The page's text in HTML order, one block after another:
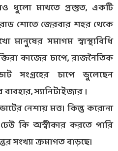
ধুলো মাখতে প্রস্তুত, একটি
শোতে জেরবার শহর থেকে
মানুষের সমাগম স্বাস্থ্যবিধি
কাজের চাপে, রাজনৈতিক
সংগ্রহের চাপে ভুলেছেন
স্যানিটাইজার ।
নেশায় মত্ত। কিন্তু করোনা
কি অস্বীকার করতে পারি
সংখ্যা ক্রমাগত বাড়ছে।